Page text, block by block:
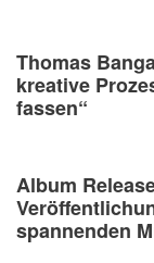
Thomas
kreative
fassen“
Album
spannenden